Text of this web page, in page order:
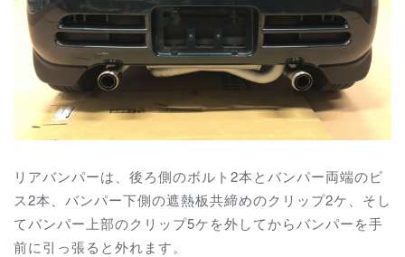
リアバンパーは、後ろ側のボルト2本とバンパー両端のビ
ス2本、バンパー下側の遮熱板共締めのクリップ2ケ、そし
てバンパー上部のクリップ5ケを外してからバンパーを手
前に引っ張ると外れます。